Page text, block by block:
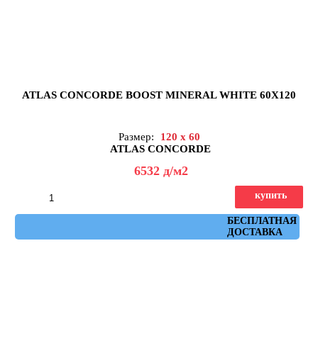
ATLAS CONCORDE BOOST MINERAL WHITE 60X120
Размер:
120 x 60
ATLAS CONCORDE
6532 д/м2
БЕСПЛАТНАЯ
ДОСТАВКА
купить